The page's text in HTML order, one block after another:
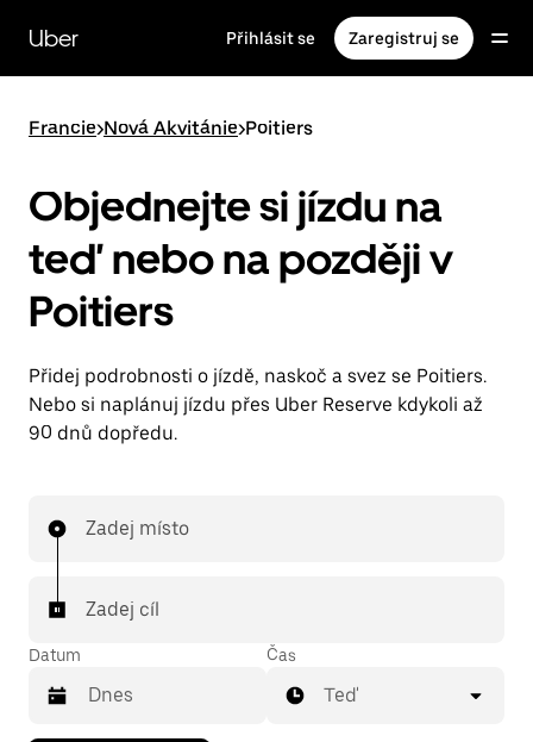
hlavní
obsah
Uber Přihlásit se Zaregistruj se
Francie>Nová Akvitánie>Poitiers
Objednejte si jízdu na
teď nebo na později v
Poitiers
Přidej podrobnosti o jízdě, naskoč a svez se Poitiers.
Nebo si naplánuj jízdu přes Uber Reserve kdykoli až
90 dnů dopředu.
Zadej místo
Zadej cíl
Datum Čas
Teď